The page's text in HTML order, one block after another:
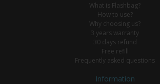
What is Flashbag?
How to use?
Why choosing us?
3 years warranty
30 days refund
Free refill
Frequently asked questions
Information